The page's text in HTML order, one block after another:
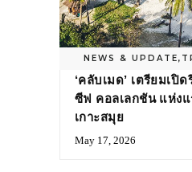
NEWS & UPDATE,
‘คลับเมด’ เตรียมเปิ
ซีฟ คอลเลกชัน แห่ง
เกาะสมุย
May 17, 2026